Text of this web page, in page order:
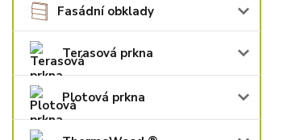
Fasádní obklady
Terasová prkna
Plotová prkna